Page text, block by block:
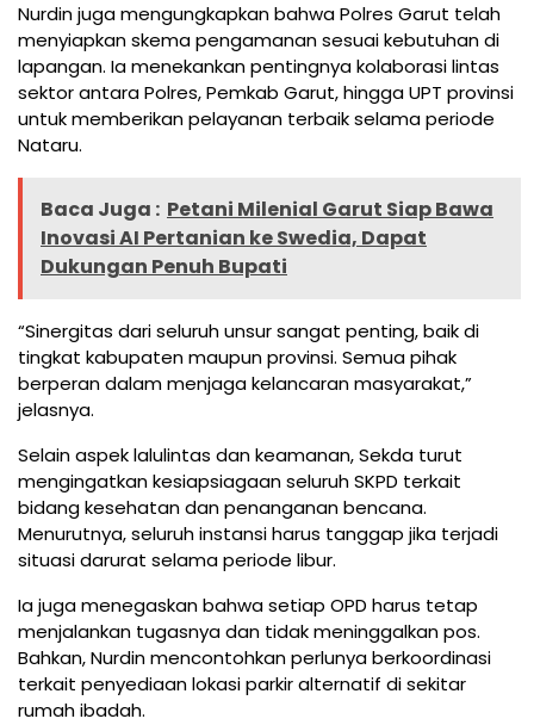
Nurdin juga mengungkapkan bahwa Polres Garut telah
menyiapkan skema pengamanan sesuai kebutuhan di
lapangan. Ia menekankan pentingnya kolaborasi lintas
sektor antara Polres, Pemkab Garut, hingga UPT provinsi
untuk memberikan pelayanan terbaik selama periode
Nataru.
Baca Juga : Petani Milenial Garut Siap Bawa
Inovasi AI Pertanian ke Swedia, Dapat
Dukungan Penuh Bupati
“Sinergitas dari seluruh unsur sangat penting, baik di
tingkat kabupaten maupun provinsi. Semua pihak
berperan dalam menjaga kelancaran masyarakat,”
jelasnya.
Selain aspek lalulintas dan keamanan, Sekda turut
mengingatkan kesiapsiagaan seluruh SKPD terkait
bidang kesehatan dan penanganan bencana.
Menurutnya, seluruh instansi harus tanggap jika terjadi
situasi darurat selama periode libur.
Ia juga menegaskan bahwa setiap OPD harus tetap
menjalankan tugasnya dan tidak meninggalkan pos.
Bahkan, Nurdin mencontohkan perlunya berkoordinasi
terkait penyediaan lokasi parkir alternatif di sekitar
rumah ibadah.